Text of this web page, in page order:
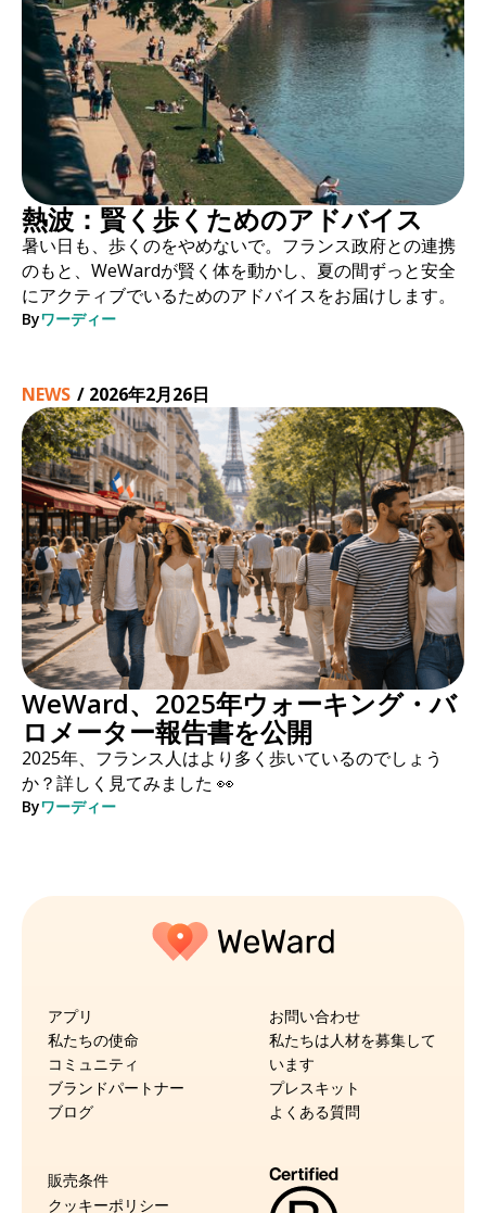
熱波：賢く歩くためのアドバイス
暑い日も、歩くのをやめないで。フランス政府との連携
のもと、WeWardが賢く体を動かし、夏の間ずっと安全
にアクティブでいるためのアドバイスをお届けします。
Byワーディー
NEWS / 2026年2月26日
WeWard、2025年ウォーキング・バ
ロメーター報告書を公開
2025年、フランス人はより多く歩いているのでしょう
か？詳しく見てみました 👀
Byワーディー
アプリ
私たちの使命
コミュニティ
ブランドパートナー
ブログ
お問い合わせ
私たちは人材を募集して
います
プレスキット
よくある質問
販売条件
クッキーポリシー